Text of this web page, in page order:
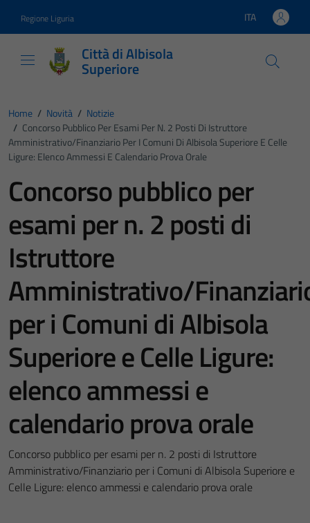
Regione Liguria Lingua attiva:
ITA
Città di Albisola
Superiore
Home / Novità / Notizie
/ Concorso Pubblico Per Esami Per N. 2 Posti Di Istruttore
Amministrativo/Finanziario Per I Comuni Di Albisola Superiore E Celle
Ligure: Elenco Ammessi E Calendario Prova Orale
Concorso pubblico per
esami per n. 2 posti di
Istruttore
Amministrativo/
per i Comuni di Albisola
Superiore e Celle Ligure:
elenco ammessi e
calendario prova orale
Concorso pubblico per esami per n. 2 posti di Istruttore
Amministrativo/Finanziario per i Comuni di Albisola Superiore e
Celle Ligure: elenco ammessi e calendario prova orale